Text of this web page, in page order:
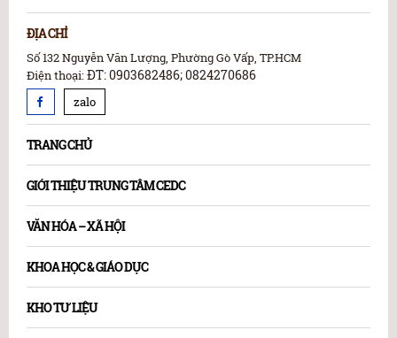
ĐỊA CHỈ
Số 132 Nguyễn Văn Lượng, Phường Gò Vấp, TP.HCM
Điện thoại:ĐT: 0903682486; 0824270686
zalo
TRANG CHỦ
GIỚI THIỆU TRUNG TÂM CEDC
VĂN HÓA – XÃ HỘI
KHOA HỌC & GIÁO DỤC
KHO TƯ LIỆU